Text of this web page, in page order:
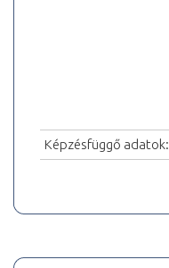
Képzésfüggő adatok: